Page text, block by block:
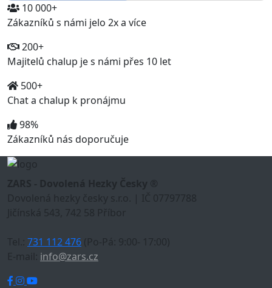
10 000+
Zákazníků s námi jelo 2x a více
200+
Majitelů chalup je s námi přes 10 let
500+
Chat a chalup k pronájmu
98%
Zákazníků nás doporučuje
ZARS - Dovolená Hezky Česky ®
Dovolená hezky česky s.r.o. | IČ 07797788
Jičínská 543, 742 58 Příbor
Tel.: 731 112 476 (Po-Pá: 9:00- 17:00)
E-mail: info@zars.cz